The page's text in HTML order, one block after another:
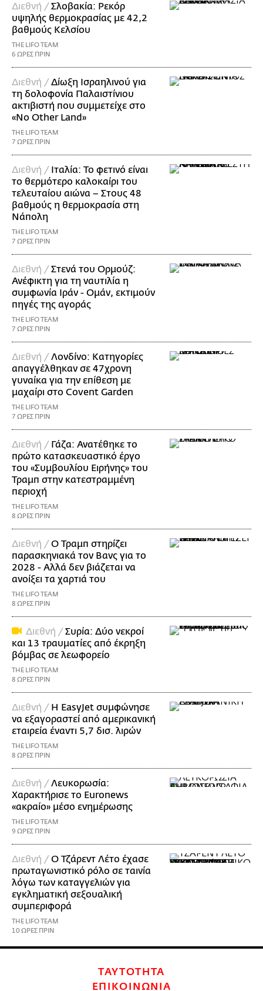
Διεθνή /Σλοβακία: Ρεκόρ
υψηλής θερμοκρασίας με 42,2
βαθμούς Κελσίου
THE LIFO TEAM
6 ΩΡΕΣ ΠΡΙΝ
Διεθνή /Δίωξη Ισραηλινού για
τη δολοφονία Παλαιστίνιου
ακτιβιστή που συμμετείχε στο
«No Other Land»
THE LIFO TEAM
7 ΩΡΕΣ ΠΡΙΝ
Διεθνή / Ιταλία: Το φετινό είναι
το θερμότερο καλοκαίρι του
τελευταίου αιώνα – Στους 48
βαθμούς η θερμοκρασία στη
Νάπολη
THE LIFO TEAM
7 ΩΡΕΣ ΠΡΙΝ
Διεθνή /Στενά του Ορμούζ:
Ανέφικτη για τη ναυτιλία η
συμφωνία Ιράν - Ομάν, εκτιμούν
πηγές της αγοράς
THE LIFO TEAM
7 ΩΡΕΣ ΠΡΙΝ
Διεθνή /Λονδίνο: Κατηγορίες
απαγγέλθηκαν σε 47χρονη
γυναίκα για την επίθεση με
μαχαίρι στο Covent Garden
THE LIFO TEAM
7 ΩΡΕΣ ΠΡΙΝ
Διεθνή / Γάζα: Ανατέθηκε το
πρώτο κατασκευαστικό έργο
του «Συμβουλίου Ειρήνης» του
Τραμπ στην κατεστραμμένη
περιοχή
THE LIFO TEAM
8 ΩΡΕΣ ΠΡΙΝ
Διεθνή /Ο Τραμπ στηρίζει
παρασκηνιακά τον Βανς για το
2028 - Αλλά δεν βιάζεται να
ανοίξει τα χαρτιά του
THE LIFO TEAM
8 ΩΡΕΣ ΠΡΙΝ
Διεθνή /Συρία: Δύο νεκροί
και 13 τραυματίες από έκρηξη
βόμβας σε λεωφορείο
THE LIFO TEAM
8 ΩΡΕΣ ΠΡΙΝ
Διεθνή / Η EasyJet συμφώνησε
να εξαγοραστεί από αμερικανική
εταιρεία έναντι 5,7 δισ. λιρών
THE LIFO TEAM
8 ΩΡΕΣ ΠΡΙΝ
Διεθνή /Λευκορωσία:
Χαρακτήρισε το Euronews
«ακραίο» μέσο ενημέρωσης
THE LIFO TEAM
9 ΩΡΕΣ ΠΡΙΝ
Διεθνή /Ο Τζάρεντ Λέτο έχασε
πρωταγωνιστικό ρόλο σε ταινία
λόγω των καταγγελιών για
εγκληματική σεξουαλική
συμπεριφορά
THE LIFO TEAM
10 ΩΡΕΣ ΠΡΙΝ
ΤΑΥΤΟΤΗΤΑ
ΕΠΙΚΟΙΝΩΝΙΑ